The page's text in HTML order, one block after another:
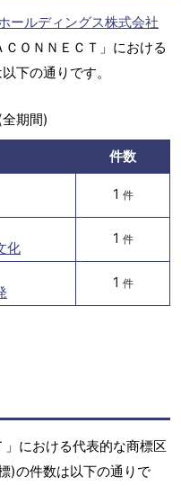
ールディングス株式会社
ＯＮＮＥＣＴ」における
下の通りです。
期間)
件数
1 件
化
1 件
1 件
における代表的な商標区
)の件数は以下の通りで